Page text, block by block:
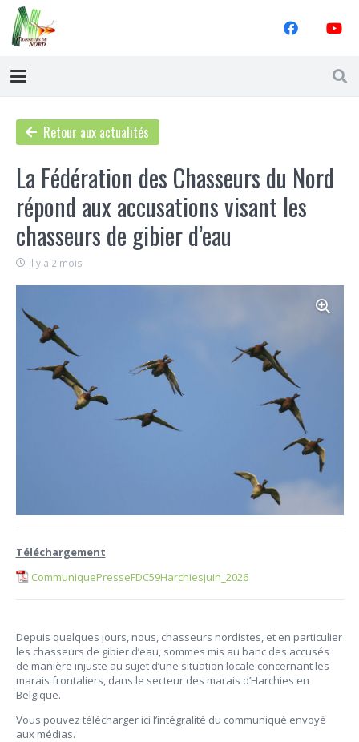
Retour aux actualités
La Fédération des Chasseurs du Nord
répond aux accusations visant les
chasseurs de gibier d’eau
il y a 2 mois
Téléchargement
CommuniquePresseFDC59Harchiesjuin_2026
Depuis quelques jours, nous, chasseurs nordistes, et en particulier
les chasseurs de gibier d’eau, sommes mis au banc des accusés
de manière injuste au sujet d’une situation locale concernant les
marais frontaliers, dans le secteur des marais d’Harchies en
Belgique.
Vous pouvez télécharger ici l’intégralité du communiqué envoyé
aux médias.